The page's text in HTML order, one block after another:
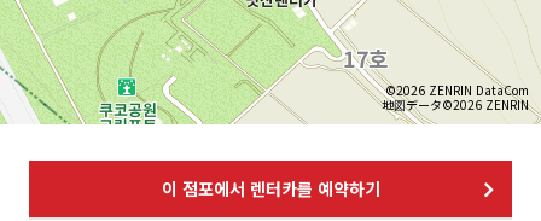
©2026 ZENRIN DataCom
地図データ©2026 ZENRIN
이 점포에서 렌터카를 예약하기